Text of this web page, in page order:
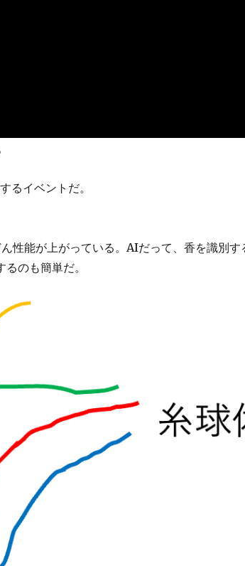
るイベントだ。
性能が上がっている。AIだって、香を識別す
のも簡単だ。